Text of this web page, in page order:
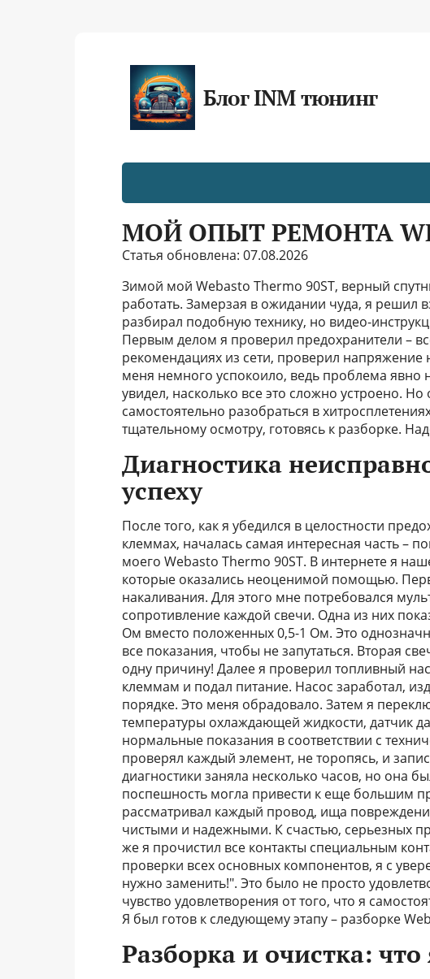
Блог INM тюнинг
МОЙ ОПЫТ РЕМОНТА
Статья обновлена: 07.08.2026
Зимой мой Webasto Thermo 90ST, верный
работать. Замерзая в ожидании чуда, я решил
разбирал подобную технику, но видео-
Первым делом я проверил предохранители –
рекомендациях из сети, проверил
меня немного успокоило, ведь проблема явно
увидел, насколько все это сложно устроено.
самостоятельно разобраться в
тщательному осмотру, готовясь к разборке.
Диагностика
успеху
После того, как я убедился в целостности
клеммах, началась самая интересная часть –
моего Webasto Thermo 90ST. В интернете я
которые оказались неоценимой помощью.
накаливания. Для этого мне потребовался
сопротивление каждой свечи. Одна из них
Ом вместо положенных 0,5-1 Ом. Это
все показания, чтобы не запутаться. Вторая
одну причину! Далее я проверил топливный
клеммам и подал питание. Насос заработал,
порядке. Это меня обрадовало. Затем я
температуры охлаждающей жидкости, датчик
нормальные показания в соответствии с
проверял каждый элемент, не торопясь, и
диагностики заняла несколько часов, но она
поспешность могла привести к еще большим
рассматривал каждый провод, ища
чистыми и надежными. К счастью, серьезных
же я прочистил все контакты специальным
проверки всех основных компонентов, я с
нужно заменить!". Это было не просто
чувство удовлетворения от того, что я
Я был готов к следующему этапу – разборке
Разборка и очистка: